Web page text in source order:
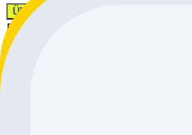
Übernehmen
February 7, 2024
Mécanicien Cycle 80-